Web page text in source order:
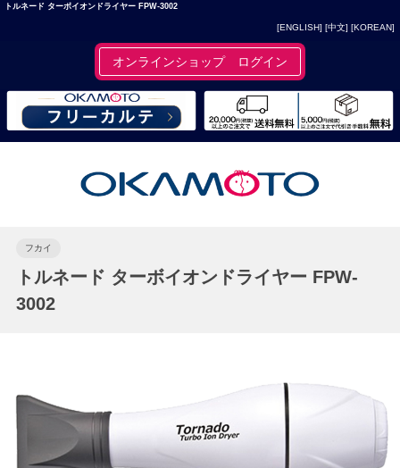
トルネード ターボイオンドライヤー FPW-3002
[ENGLISH] [中文] [KOREAN]
オンラインショップ ログイン
フカイ
トルネード ターボイオンドライヤー FPW-
3002